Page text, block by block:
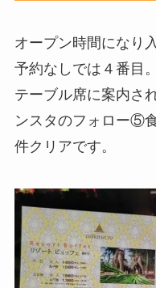
オープン時間になり
予約なしでは４番目。
テーブル席に案内さ
ンスタのフォロー⑤
件クリアです。